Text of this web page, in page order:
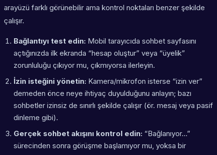
arayüzü farklı görünebilir ama kontrol noktaları benzer şekilde
çalışır.
Bağlantıyı test edin: Mobil tarayıcıda sohbet sayfasını
açtığınızda ilk ekranda “hesap oluştur” veya “üyelik”
zorunluluğu çıkıyor mu, çıkmıyorsa ilerleyin.
İzin isteğini yönetin: Kamera/mikrofon isterse “izin ver”
demeden önce neye ihtiyaç duyulduğunu anlayın; bazı
sohbetler izinsiz de sınırlı şekilde çalışır (ör. mesaj veya pasif
dinleme gibi).
Gerçek sohbet akışını kontrol edin: “Bağlanıyor…”
sürecinden sonra görüşme başlamıyor mu, yoksa bir